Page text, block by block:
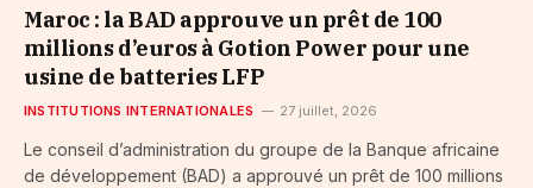
Maroc : la BAD approuve un prêt de 100
millions d’euros à Gotion Power pour une
usine de batteries LFP
INSTITUTIONS INTERNATIONALES 27 juillet, 2026
Le conseil d’administration du groupe de la Banque africaine
de développement (BAD) a approuvé un prêt de 100 millions